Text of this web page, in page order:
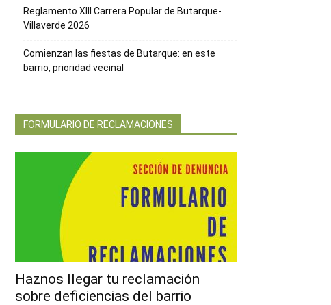
Reglamento XIII Carrera Popular de Butarque-
Villaverde 2026
Comienzan las fiestas de Butarque: en este
barrio, prioridad vecinal
FORMULARIO DE RECLAMACIONES
Haznos llegar tu reclamación
sobre deficiencias del barrio